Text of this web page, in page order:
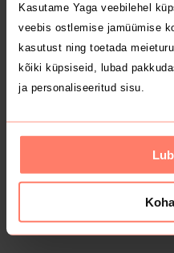
Kasutame Yaga veebilehel
veebis ostlemise jamüümise
kasutust ning toetada
kõiki küpsiseid, lubad
ja personaliseeritud sisu.